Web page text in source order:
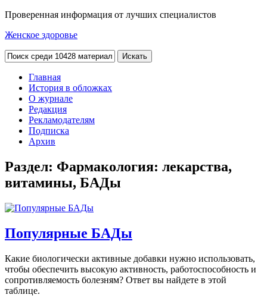
Проверенная информация от лучших специалистов
Женское здоровье
Главная
История в обложках
О журнале
Редакция
Рекламодателям
Подписка
Архив
Раздел: Фармакология: лекарства,
витамины, БАДы
Популярные БАДы
Какие биологически активные добавки нужно использовать,
чтобы обеспечить высокую активность, работоспособность и
сопротивляемость болезням? Ответ вы найдете в этой
таблице.